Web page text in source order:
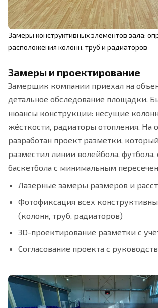
Замеры конструктивных элементов зала:
расположения колонн, труб и радиаторов
Замеры и проектирование
Замерщик компании приехал на
детальное обследование площадки.
нюансы конструкции: несущие
жёсткости, радиаторы отопления. На
разработан проект разметки,
разместил линии волейбола, футбола,
баскетбола с минимальным
Лазерные замеры размеров и
Фотофиксация всех
(колонн, труб, радиаторов)
3D-проектирование разметки с
Согласование проекта с